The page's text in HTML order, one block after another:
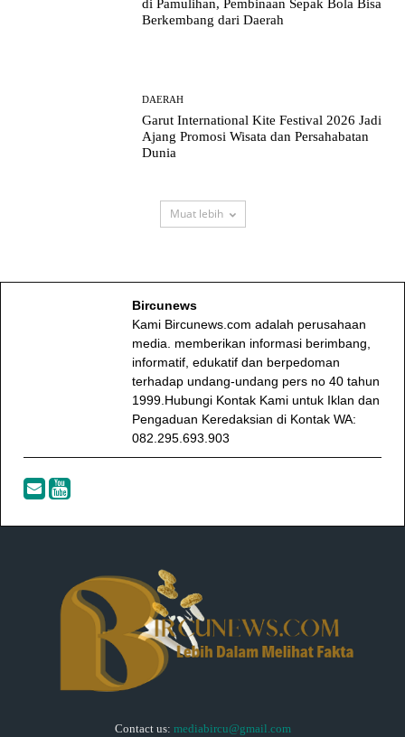
di Pamulihan, Pembinaan Sepak Bola Bisa
Berkembang dari Daerah
DAERAH
Garut International Kite Festival 2026 Jadi
Ajang Promosi Wisata dan Persahabatan
Dunia
Muat lebih
Bircunews
Kami Bircunews.com adalah perusahaan
media. memberikan informasi berimbang,
informatif, edukatif dan berpedoman
terhadap undang-undang pers no 40 tahun
1999.Hubungi Kontak Kami untuk Iklan dan
Pengaduan Keredaksian di Kontak WA:
082.295.693.903
Contact us: mediabircu@gmail.com